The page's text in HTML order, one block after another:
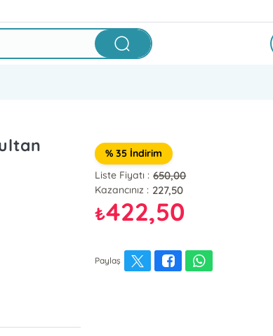
% 35 İndirim
Liste Fiyatı : 650,00
Kazancınız : 227,50
₺422,50
Paylaş